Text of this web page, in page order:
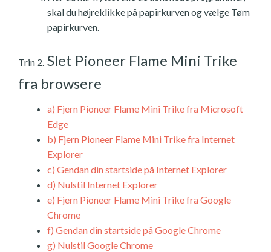
skal du højreklikke på papirkurven og vælge Tøm
papirkurven.
Trin 2. Slet Pioneer Flame Mini Trike
fra browsere
a) Fjern Pioneer Flame Mini Trike fra Microsoft
Edge
b) Fjern Pioneer Flame Mini Trike fra Internet
Explorer
c) Gendan din startside på Internet Explorer
d) Nulstil Internet Explorer
e) Fjern Pioneer Flame Mini Trike fra Google
Chrome
f) Gendan din startside på Google Chrome
g) Nulstil Google Chrome